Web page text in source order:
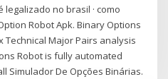
no brasil · como
Robot Apk. Binary Options
Technical Major Pairs analysis
Robot is fully automated
Simulador De Opções Binárias.